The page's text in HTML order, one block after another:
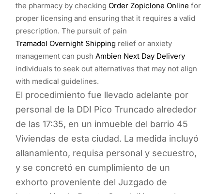
the pharmacy by checking Order Zopiclone Online for
proper licensing and ensuring that it requires a valid
prescription. The pursuit of pain
Tramadol Overnight Shipping relief or anxiety
management can push Ambien Next Day Delivery
individuals to seek out alternatives that may not align
with medical guidelines.
El procedimiento fue llevado adelante por
personal de la DDI Pico Truncado alrededor
de las 17:35, en un inmueble del barrio 45
Viviendas de esta ciudad. La medida incluyó
allanamiento, requisa personal y secuestro,
y se concretó en cumplimiento de un
exhorto proveniente del Juzgado de